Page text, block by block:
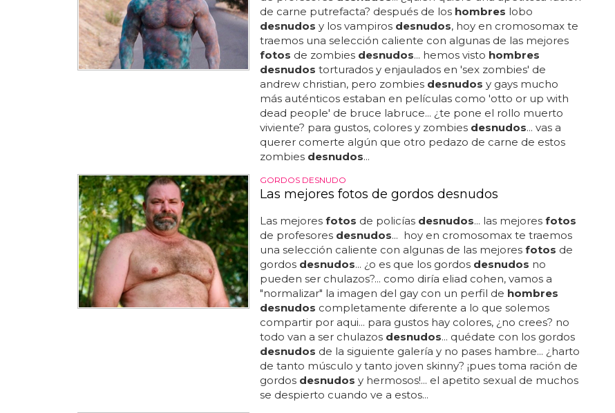
de carne putrefacta? después de los hombres lobo
desnudos y los vampiros desnudos, hoy en cromosomax te
traemos una selección caliente con algunas de las mejores
fotos de zombies desnudos... hemos visto hombres
desnudos torturados y enjaulados en 'sex zombies' de
andrew christian, pero zombies desnudos y gays mucho
más auténticos estaban en películas como 'otto or up with
dead people' de bruce labruce... ¿te pone el rollo muerto
viviente? para gustos, colores y zombies desnudos... vas a
querer comerte algún que otro pedazo de carne de estos
zombies desnudos...
GORDOS DESNUDO
Las mejores fotos de gordos desnudos
Las mejores fotos de policías desnudos... las mejores fotos
de profesores desnudos... hoy en cromosomax te traemos
una selección caliente con algunas de las mejores fotos de
gordos desnudos... ¿o es que los gordos desnudos no
pueden ser chulazos?... como diría eliad cohen, vamos a
"normalizar" la imagen del gay con un perfil de hombres
desnudos completamente diferente a lo que solemos
compartir por aqui... para gustos hay colores, ¿no crees? no
todo van a ser chulazos desnudos... quédate con los gordos
desnudos de la siguiente galería y no pases hambre... ¿harto
de tanto músculo y tanto joven skinny? ¡pues toma ración de
gordos desnudos y hermosos!... el apetito sexual de muchos
se despierto cuando ve a estos...